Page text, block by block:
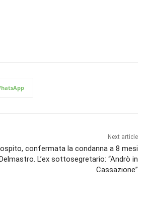
Next article
confermata la condanna a 8 mesi
L’ex sottosegretario: “Andrò in
Cassazione”